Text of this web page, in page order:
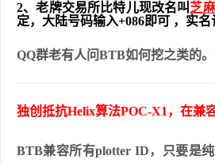
2、老牌交易所比特儿现改名叫 芝麻
定，大陆号码输入+086即可 ，实
QQ群老有人问BTB如何挖之类的
独创抵抗Helix算法POC-X1，在兼
BTB兼容所有plotter ID，只要是